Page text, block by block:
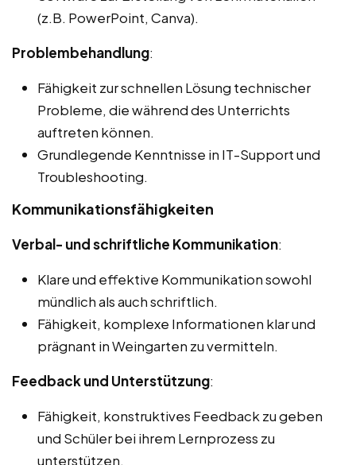
(z.B. PowerPoint, Canva).
Problembehandlung:
Fähigkeit zur schnellen Lösung technischer
Probleme, die während des Unterrichts
auftreten können.
Grundlegende Kenntnisse in IT-Support und
Troubleshooting.
Kommunikationsfähigkeiten
Verbal- und schriftliche Kommunikation:
Klare und effektive Kommunikation sowohl
mündlich als auch schriftlich.
Fähigkeit, komplexe Informationen klar und
prägnant in Weingarten zu vermitteln.
Feedback und Unterstützung:
Fähigkeit, konstruktives Feedback zu geben
und Schüler bei ihrem Lernprozess zu
unterstützen.